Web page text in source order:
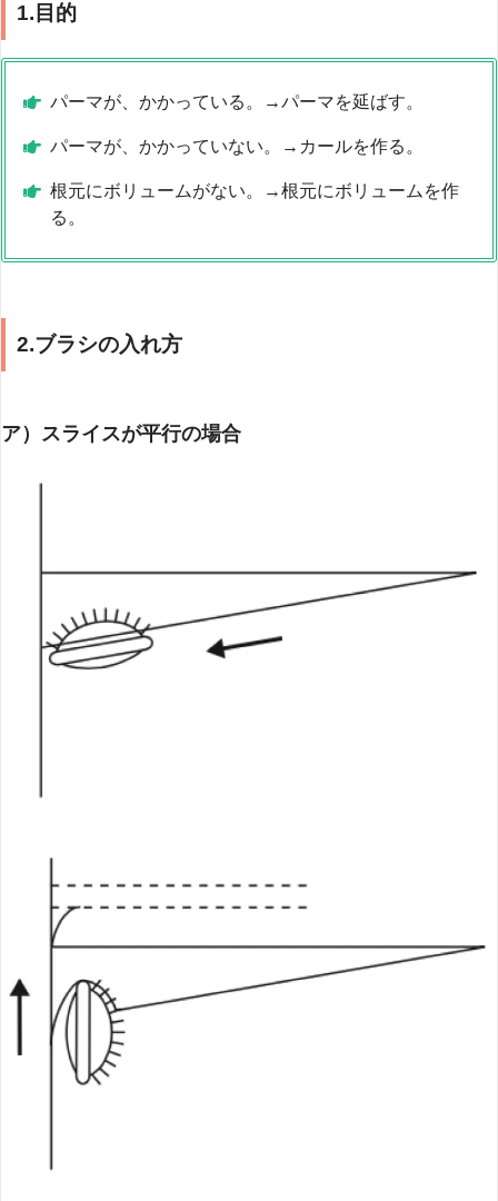
1.目的
パーマが、かかっている。→パーマを延ばす。
パーマが、かかっていない。→カールを作る。
根元にボリュームがない。→根元にボリュームを作
る。
2.ブラシの入れ方
ア）スライスが平行の場合